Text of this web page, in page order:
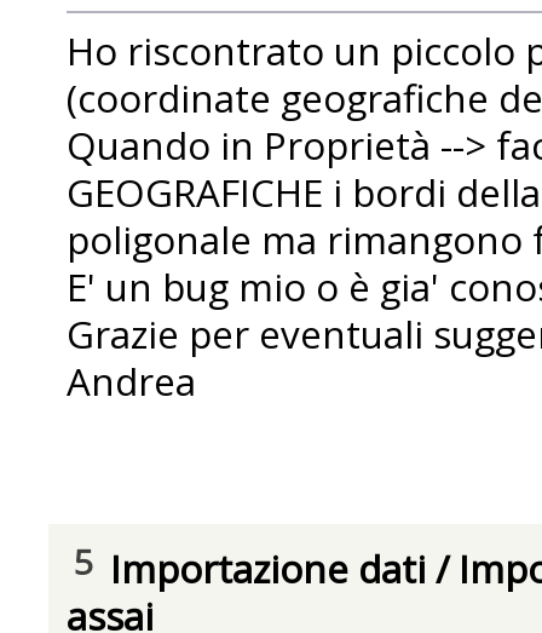
Ho riscontrato un piccolo
(coordinate geografiche
Quando in Proprietà -->
GEOGRAFICHE i bordi
poligonale ma rimangono
E' un bug mio o è gia'
Grazie per eventuali
Andrea
5 Importazione dati /
assai